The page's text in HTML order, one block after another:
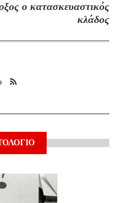
ο κατασκευαστικός
κλάδος